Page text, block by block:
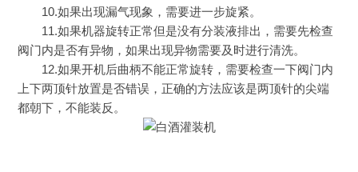
10.如果出现漏气现象，需要进一步旋紧。
11.如果机器旋转正常但是没有分装液排出，需要先检查
阀门内是否有异物，如果出现异物需要及时进行清洗。
12.如果开机后曲柄不能正常旋转，需要检查一下阀门内
上下两顶针放置是否错误，正确的方法应该是两顶针的尖端
都朝下，不能装反。